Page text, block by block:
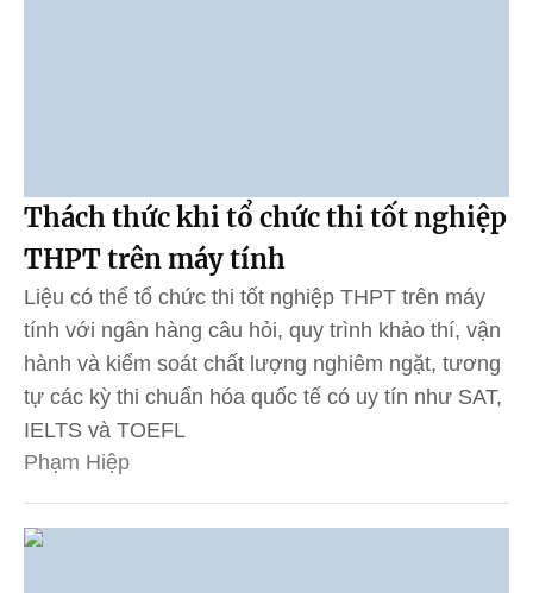
Thách thức khi tổ chức thi tốt nghiệp
THPT trên máy tính
Liệu có thể tổ chức thi tốt nghiệp THPT trên máy
tính với ngân hàng câu hỏi, quy trình khảo thí, vận
hành và kiểm soát chất lượng nghiêm ngặt, tương
tự các kỳ thi chuẩn hóa quốc tế có uy tín như SAT,
IELTS và TOEFL
Phạm Hiệp